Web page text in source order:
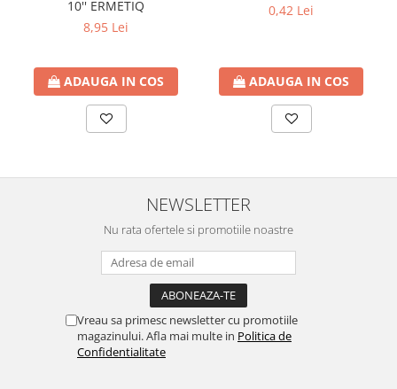
Aparate de Aer conditionat 12000
Aparate de Aer conditionat 18000
btu
Aparate de Aer conditionat 24000
Panouri solare presurizate si
Accesorii Panouri solare
Pompe de circulaţie pentru
instalaţiile termice solare
Vase de expansiune
10'' ERMETIQ
8,95 Lei
ADAUGA IN COS
0,42 Lei
ADAUGA IN COS
NEWSLETTER
Nu rata ofertele si promotiile noastre
Vreau sa primesc newsletter cu promotiile
magazinului. Afla mai multe in Politica de
Confidentialitate